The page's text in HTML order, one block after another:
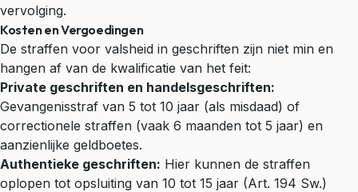
vervolging.
Kosten en Vergoedingen
De straffen voor valsheid in geschriften zijn niet min en
hangen af van de kwalificatie van het feit:
Private geschriften en handelsgeschriften:
Gevangenisstraf van 5 tot 10 jaar (als misdaad) of
correctionele straffen (vaak 6 maanden tot 5 jaar) en
aanzienlijke geldboetes.
Authentieke geschriften: Hier kunnen de straffen
oplopen tot opsluiting van 10 tot 15 jaar (Art. 194 Sw.)